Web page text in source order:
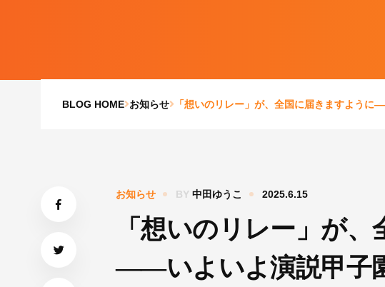
BLOG HOME お知らせ 「想いのリレー」が、全国に届きますよう
お知らせ BY 中田ゆうこ 2025.6.15
「想いのリレー」が
――いよいよ演説甲子